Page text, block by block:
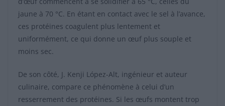
jaune à 70 °C. En étant en contact avec le sel à l’avance,
ces protéines coagulent plus lentement et
uniformément, ce qui donne un œuf plus souple et
moins sec.
De son côté, J. Kenji López-Alt, ingénieur et auteur
culinaire, compare ce phénomène à celui d’un
resserrement des protéines. Si les œufs montent trop